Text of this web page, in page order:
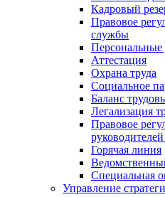
Кадровый
Правовое
службы
Аттестация
Охрана труда
Социальное
Баланс
Легализация
Правовое
Горячая линия
Специальная
Управление